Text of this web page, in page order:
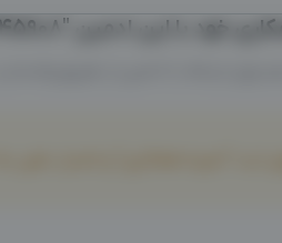
ادمین "09113245908" را با ما به اشتراک بگذارید
برای ارتباط با ادمین از طریق